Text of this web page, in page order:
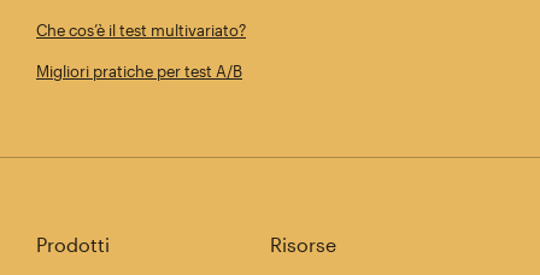
Che cos’è il test multivariato?
Migliori pratiche per test A/B
Prodotti Risorse